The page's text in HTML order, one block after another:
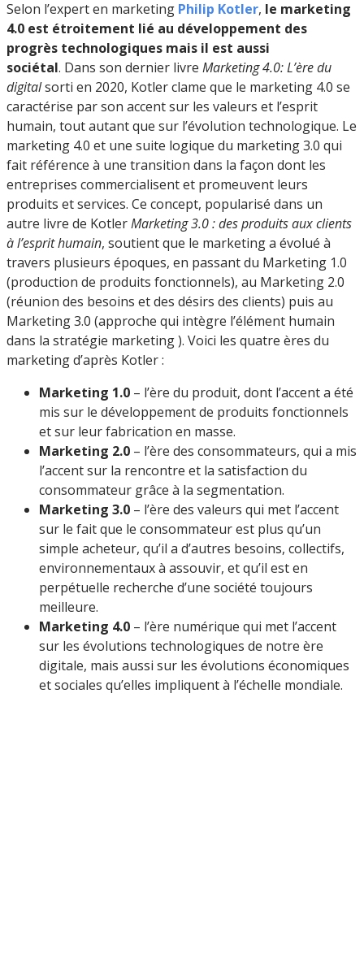
Selon l’expert en marketing Philip Kotler, le marketing
4.0 est étroitement lié au développement des
progrès technologiques mais il est aussi
sociétal. Dans son dernier livre Marketing 4.0: L’ère du
digitalsorti en 2020, Kotler clame que le marketing 4.0 se
caractérise par son accent sur les valeurs et l’esprit
humain, tout autant que sur l’évolution technologique. Le
marketing 4.0 et une suite logique du marketing 3.0 qui
fait référence à une transition dans la façon dont les
entreprises commercialisent et promeuvent leurs
produits et services. Ce concept, popularisé dans un
autre livre de KotlerMarketing 3.0 : des produits aux clients
à l’esprit humain, soutient que le marketing a évolué à
travers plusieurs époques, en passant du Marketing 1.0
(production de produits fonctionnels), au Marketing 2.0
(réunion des besoins et des désirs des clients) puis au
Marketing 3.0 (approche qui intègre l’élément humain
dans la stratégie marketing ). Voici les quatre ères du
marketing d’après Kotler :
Marketing 1.0 – l’ère du produit, dont l’accent a été
mis sur le développement de produits fonctionnels
et sur leur fabrication en masse.
Marketing 2.0 – l’ère des consommateurs, qui a mis
l’accent sur la rencontre et la satisfaction du
consommateur grâce à la segmentation.
Marketing 3.0 – l’ère des valeurs qui met l’accent
sur le fait que le consommateur est plus qu’un
simple acheteur, qu’il a d’autres besoins, collectifs,
environnementaux à assouvir, et qu’il est en
perpétuelle recherche d’une société toujours
meilleure.
Marketing 4.0 – l’ère numérique qui met l’accent
sur les évolutions technologiques de notre ère
digitale, mais aussi sur les évolutions économiques
et sociales qu’elles impliquent à l’échelle mondiale.